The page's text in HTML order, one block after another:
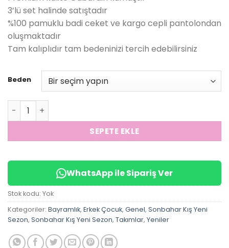
3’lü set halinde satıştadır
%100 pamuklu badi ceket ve kargo cepli pantolondan
oluşmaktadır
Tam kalıplıdır tam bedeninizi tercih edebilirsiniz
Beden
Erkek Çocuk 3’lü Gabardin Takım (Kahve) adet
SEPETE EKLE
WhatsApp ile Sipariş Ver
Stok kodu: Yok
Kategoriler: Bayramlık, Erkek Çocuk, Genel, Sonbahar Kış Yeni
Sezon, Sonbahar Kış Yeni Sezon, Takımlar, Yeniler